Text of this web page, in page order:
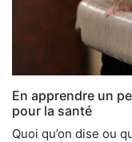
En apprendre un
pour la santé
Quoi qu’on dise ou